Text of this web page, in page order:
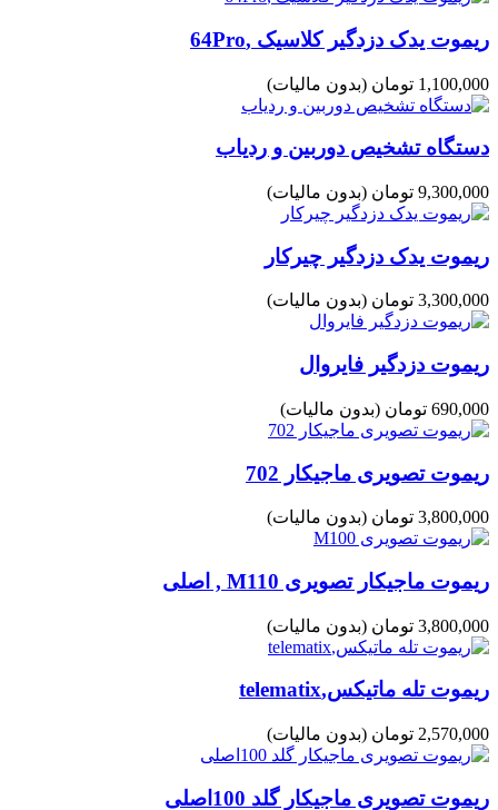
ریموت یدک دزدگیر کلاسیک ,64Pro
1,100,000 تومان (بدون مالیات)
دستگاه تشخیص دوربین و ردیاب
9,300,000 تومان (بدون مالیات)
ریموت یدک دزدگیر چیرکار
3,300,000 تومان (بدون مالیات)
ریموت دزدگیر فایروال
690,000 تومان (بدون مالیات)
ریموت تصویری ماجیکار 702
3,800,000 تومان (بدون مالیات)
ریموت ماجیکار تصویری M110 , اصلی
3,800,000 تومان (بدون مالیات)
ریموت تله ماتیکس,telematix
2,570,000 تومان (بدون مالیات)
ریموت تصویری ماجیکار گلد 100اصلی